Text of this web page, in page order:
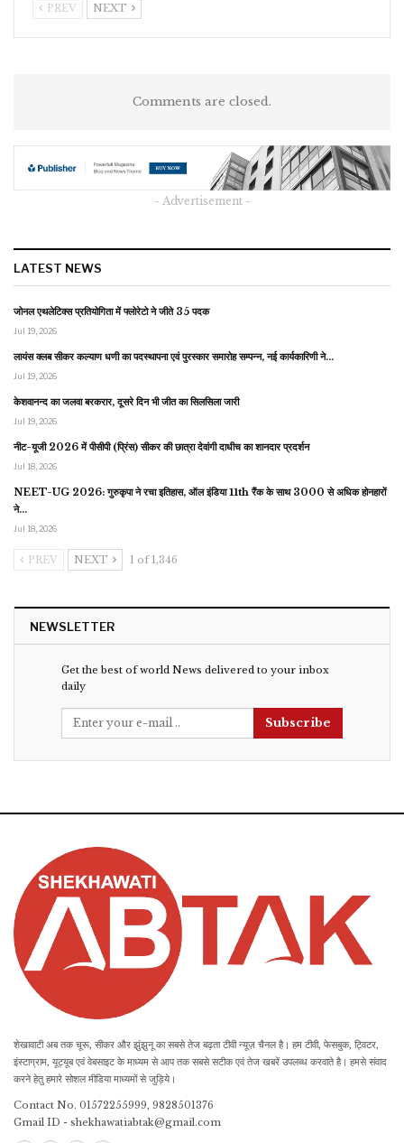
PREV NEXT
Comments are closed.
- Advertisement -
LATEST NEWS
जोनल एथलेटिक्स प्रतियोगिता में फ्लोरेटो ने जीते 35 पदक
Jul 19, 2026
लायंस क्लब सीकर कल्याण धणी का पदस्थापना एवं पुरस्कार समारोह सम्पन्न, नई कार्यकारिणी ने…
Jul 19, 2026
केशवानन्द का जलवा बरकरार, दूसरे दिन भी जीत का सिलसिला जारी
Jul 19, 2026
नीट-यूजी 2026 में पीसीपी (प्रिंस) सीकर की छात्रा देवांगी दाधीच का शानदार प्रदर्शन
Jul 18, 2026
NEET-UG 2026: गुरुकृपा ने रचा इतिहास, ऑल इंडिया 11th रैंक के साथ 3000 से अधिक होनहारों
ने…
Jul 18, 2026
PREV NEXT 1 of 1,346
NEWSLETTER
Get the best of world News delivered to your inbox
daily
Subscribe
शेखावाटी अब तक चूरू, सीकर और झुंझुनू का सबसे तेज बढ़ता टीवी न्यूज़ चैनल है। हम टीवी, फेसबुक, ट्विटर,
इंस्टाग्राम, यूट्यूब एवं वेबसाइट के माध्यम से आप तक सबसे सटीक एवं तेज खबरें उपलब्ध करवाते है। हमसे संवाद
करने हेतु हमारे सोशल मीडिया माध्यमों से जुड़िये।
Contact No. 01572255999, 9828501376
Gmail ID - shekhawatiabtak@gmail.com